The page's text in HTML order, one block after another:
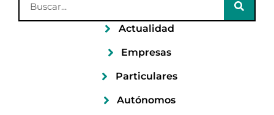
Actualidad
Empresas
Particulares
Autónomos